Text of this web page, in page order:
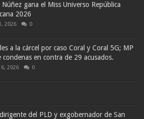
Núñez gana el Miss Universo República
2026
2026 0
a la cárcel por caso Coral y Coral 5G; MP
condenas en contra de 29 acusados.
2026 0
del PLD y exgobernador de San